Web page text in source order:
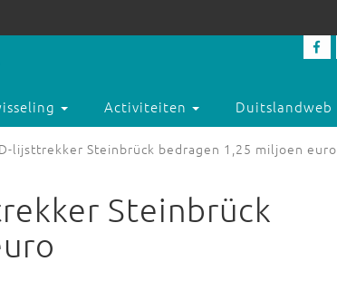
Activiteiten Duitslandweb
lijsttrekker Steinbrück bedragen 1,25 miljoen euro
Steinbrück